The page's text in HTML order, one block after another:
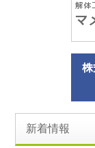
新着情報